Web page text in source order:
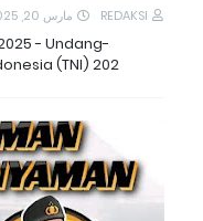
REDAKSI مارس 20, 2025
- Undang-
(TNI) 202…